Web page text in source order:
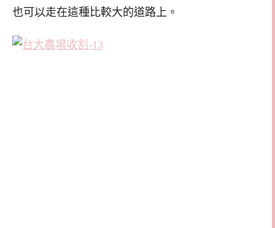
也可以走在這種比較大的道路上。